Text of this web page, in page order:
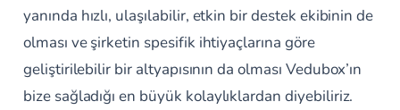
yanında hızlı, ulaşılabilir, etkin bir destek ekibinin de
olması ve şirketin spesifik ihtiyaçlarına göre
geliştirilebilir bir altyapısının da olması Vedubox’ın
bize sağladığı en büyük kolaylıklardan diyebiliriz.